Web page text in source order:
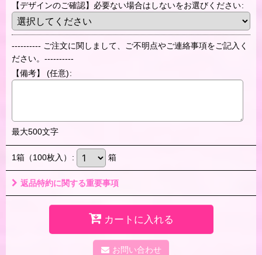
【デザインのご確認】必要ない場合はしないをお選びください:
---------- ご注文に関しまして、ご不明点やご連絡事項をご記入く
ださい。----------
【備考】 (任意):
最大500文字
1箱（100枚入） : 箱
返品特約に関する重要事項
カートに入れる
お問い合わせ